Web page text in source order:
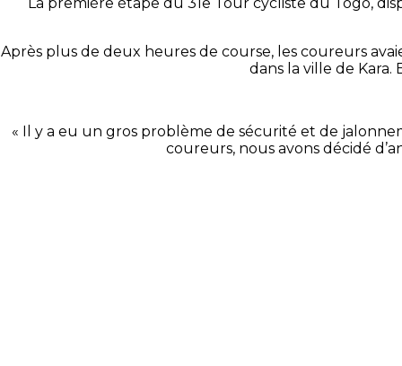
Après plus de deux heures de course, les coureurs
dans la ville de Kara.
« Il y a eu un gros problème de sécurité et de
coureurs, nous avons décidé